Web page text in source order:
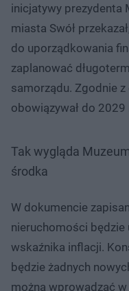
inicjatywy prezydenta
miasta Swół
do uporządkowania
zaplanować
samorządu. Zgodnie
obowiązywał do 2029
Tak wygląda
środka
W dokumencie
nieruchomości
wskaźnika inflacji.
będzie żadnych
można wprowadzać